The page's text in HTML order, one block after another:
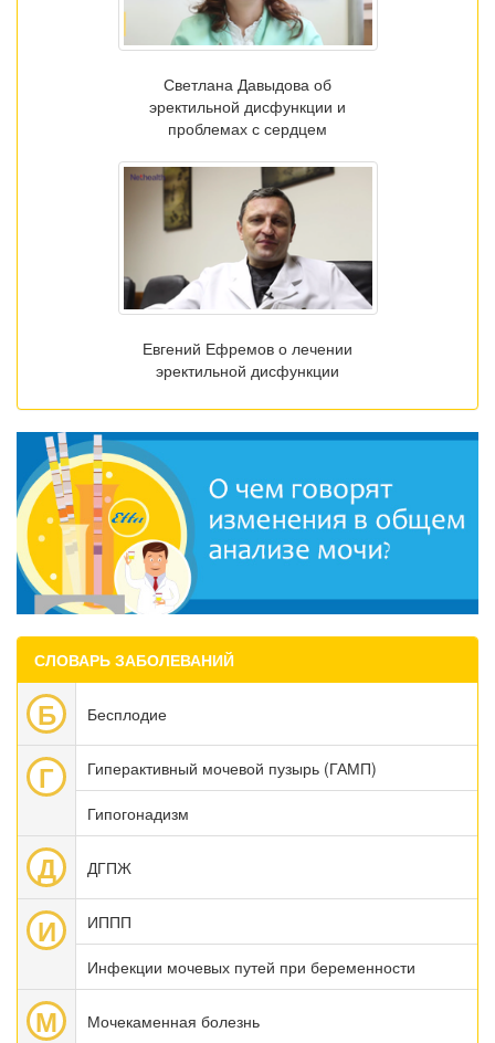
Светлана Давыдова об
эректильной дисфункции и
проблемах с сердцем
Евгений Ефремов о лечении
эректильной дисфункции
СЛОВАРЬ ЗАБОЛЕВАНИЙ
Б Бесплодие
Г Гиперактивный мочевой пузырь (ГАМП)
Гипогонадизм
Д ДГПЖ
И ИППП
Инфекции мочевых путей при беременности
М Мочекаменная болезнь